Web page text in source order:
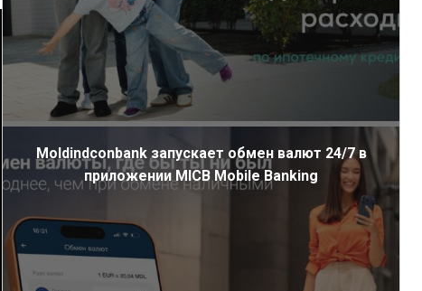
Moldindconbank запускает обмен валют 24/7 в
приложении MICB Mobile Banking